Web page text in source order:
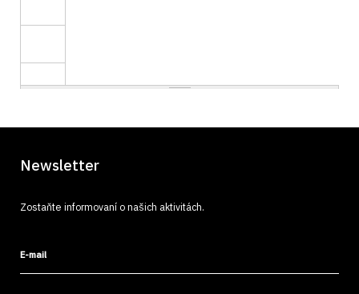
Newsletter
Zostaňte informovaní o našich aktivitách.
E-mail